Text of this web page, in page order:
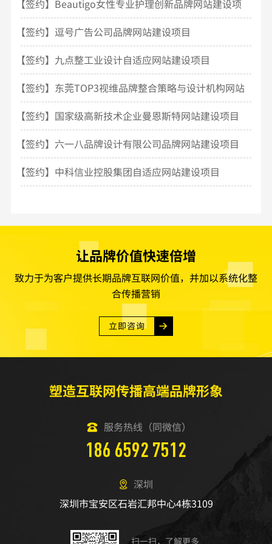
【签约】Beautigo女性专业护理创新品牌网站建设项
目
【签约】逗号广告公司品牌网站建设项目
【签约】九点整工业设计自适应网站建设项目
【签约】东莞TOP3视维品牌整合策略与设计机构网站
建设
【签约】国家级高新技术企业曼恩斯特网站建设项目
【签约】六一八品牌设计有限公司品牌网站建设项目
【签约】中科信业控股集团自适应网站建设项目
让品牌价值快速倍增
致力于为客户提供长期品牌互联网价值，并加以系统化整
合传播营销
立即咨询
塑造互联网传播高端品牌形象
服务热线（同微信）
186 6592 7512
深圳
深圳市宝安区石岩汇邦中心4栋3109
扫一扫，了解更多